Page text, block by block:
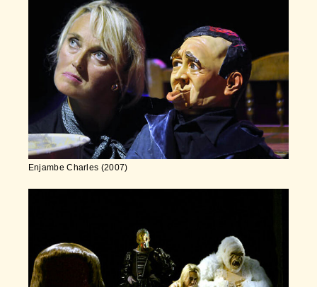
Enjambe Charles (2007)